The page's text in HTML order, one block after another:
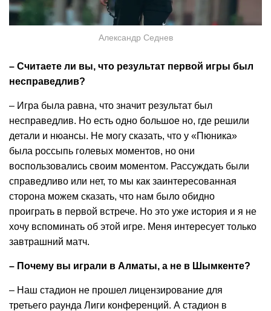
Александр Седнев
– Считаете ли вы, что результат первой игры был
несправедлив?
– Игра была равна, что значит результат был
несправедлив. Но есть одно большое но, где решили
детали и нюансы. Не могу сказать, что у «Пюника»
была россыпь голевых моментов, но они
воспользовались своим моментом. Рассуждать были
справедливо или нет, то мы как заинтересованная
сторона можем сказать, что нам было обидно
проиграть в первой встрече. Но это уже история и я не
хочу вспоминать об этой игре. Меня интересует только
завтрашний матч.
– Почему вы играли в Алматы, а не в Шымкенте?
– Наш стадион не прошел лицензирование для
третьего раунда Лиги конференций. А стадион в